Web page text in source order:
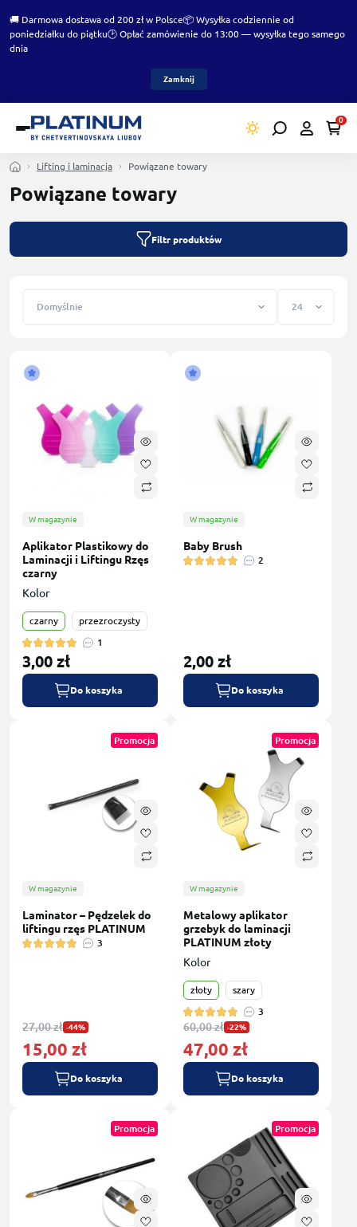
🚚 Darmowa dostawa od 200 zł w Polsce📦 Wysyłka codziennie od
poniedziałku do piątku🕑 Opłać zamówienie do 13:00 — wysyłka tego samego
dnia
Zamknij
0
Lifting i laminacja Powiązane towary
Powiązane towary
Filtr produktów
W magazynie
Aplikator Plastikowy do
Laminacji i Liftingu Rzęs
czarny
Kolor
czarny przezroczysty
1
3,00 zł
Do koszyka
W magazynie
Baby Brush
2
2,00 zł
Do koszyka
Promocja
W magazynie
Laminator – Pędzelek do
liftingu rzęs PLATINUM
3
27,00 zł -44%
15,00 zł
Do koszyka
Promocja
W magazynie
Metalowy aplikator
grzebyk do laminacji
PLATINUM złoty
Kolor
złoty szary
3
60,00 zł -22%
47,00 zł
Do koszyka
Promocja Promocja